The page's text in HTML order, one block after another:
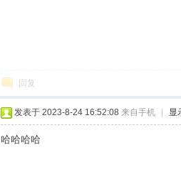
回复
发表于 2023-8-24 16:52:08 来自手机 显
哈哈哈哈